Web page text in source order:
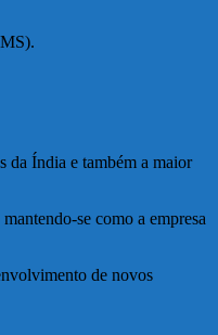
da Índia e também a maior
se como a empresa
de novos